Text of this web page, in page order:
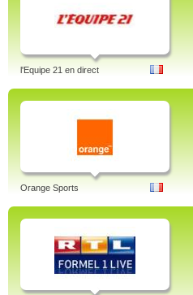
l'Equipe 21 en direct
Orange Sports